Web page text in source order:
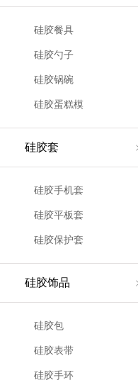
硅胶餐具
硅胶勺子
硅胶锅碗
硅胶蛋糕模
硅胶套
硅胶手机套
硅胶平板套
硅胶保护套
硅胶饰品
硅胶包
硅胶表带
硅胶手环